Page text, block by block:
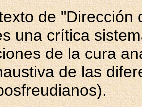
de
una crítica
de la cura
de las